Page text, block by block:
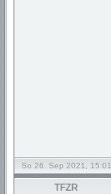
So 26. Sep 2021, 15:01
TFZR